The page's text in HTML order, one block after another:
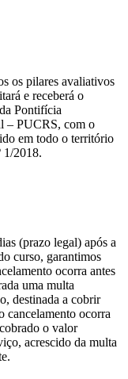
os pilares avaliativos
e receberá o
Pontifícia
– PUCRS, com o
em todo o território
1/2018.
(prazo legal) após a
curso, garantimos
ocorra antes
uma multa
destinada a cobrir
cancelamento ocorra
o valor
acrescido da multa